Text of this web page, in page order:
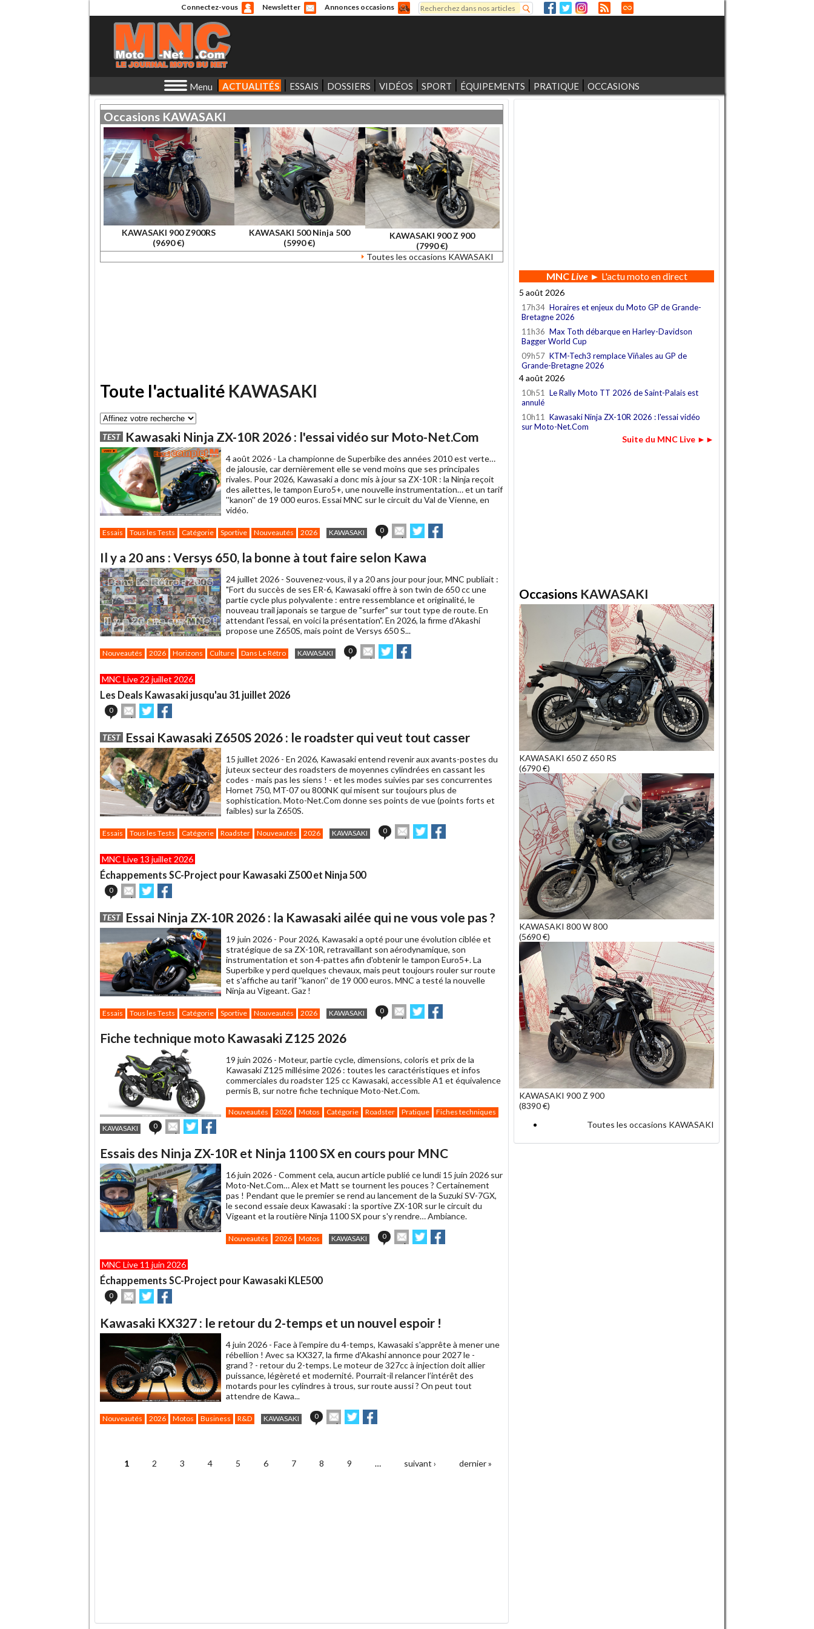
Connectez-vous Newsletter Annonces occasions
Formulaire de recherche
Rechercher
Menu ACTUALITÉS ESSAIS DOSSIERS VIDÉOS SPORT ÉQUIPEMENTS PRATIQUE OCCASIONS
Occasions KAWASAKI
KAWASAKI 900 Z900RS
(9690 €)
KAWASAKI 500 Ninja 500
(5990 €)
KAWASAKI 900 Z 900
(7990 €)
Toutes les occasions KAWASAKI
Toute l'actualité KAWASAKI
TEST Kawasaki Ninja ZX-10R 2026 : l'essai vidéo sur Moto-Net.Com
4 août 2026 - La championne de Superbike des années 2010 est verte…
de jalousie, car dernièrement elle se vend moins que ses principales
rivales. Pour 2026, Kawasaki a donc mis à jour sa ZX-10R : la Ninja reçoit
des ailettes, le tampon Euro5+, une nouvelle instrumentation… et un tarif
''kanon'' de 19 000 euros. Essai MNC sur le circuit du Val de Vienne, en
vidéo.
Essais Tous les Tests Catégorie Sportive Nouveautés 2026 KAWASAKI 0
Envoyer
cet
ami
Partager
sur sur
Il y a 20 ans : Versys 650, la bonne à tout faire selon Kawa
24 juillet 2026 - Souvenez-vous, il y a 20 ans jour pour jour, MNC publiait :
"Fort du succès de ses ER-6, Kawasaki offre à son twin de 650 cc une
partie cycle plus polyvalente : entre ressemblance et originalité, le
nouveau trail japonais se targue de "surfer" sur tout type de route. En
attendant l'essai, en voici la présentation". En 2026, la firme d'Akashi
propose une Z650S, mais point de Versys 650 S...
Nouveautés 2026 Horizons Culture Dans Le Rétro KAWASAKI 0
Envoyer
cet
Partager
sur sur
MNC Live 22 juillet 2026
Les Deals Kawasaki jusqu'au 31 juillet 2026
0
Envoyer
cet
un
ami
Partager
sur sur
TEST Essai Kawasaki Z650S 2026 : le roadster qui veut tout casser
15 juillet 2026 - En 2026, Kawasaki entend revenir aux avants-postes du
juteux secteur des roadsters de moyennes cylindrées en cassant les
codes - mais pas les siens ! - et les modes suivies par ses concurrentes
Hornet 750, MT-07 ou 800NK qui misent sur toujours plus de
sophistication. Moto-Net.Com donne ses points de vue (points forts et
faibles) sur la Z650S.
Essais Tous les Tests Catégorie Roadster Nouveautés 2026 KAWASAKI 0
Envoyer
cet
Partager
sur sur
MNC Live 13 juillet 2026
Échappements SC-Project pour Kawasaki Z500 et Ninja 500
0
Envoyer
cet
un
ami
Partager
sur sur
TEST Essai Ninja ZX-10R 2026 : la Kawasaki ailée qui ne vous vole pas ?
19 juin 2026 - Pour 2026, Kawasaki a opté pour une évolution ciblée et
stratégique de sa ZX-10R, retravaillant son aérodynamique, son
instrumentation et son 4-pattes afin d'obtenir le tampon Euro5+. La
Superbike y perd quelques chevaux, mais peut toujours rouler sur route
et s'affiche au tarif ''kanon'' de 19 000 euros. MNC a testé la nouvelle
Ninja au Vigeant. Gaz !
Essais Tous les Tests Catégorie Sportive Nouveautés 2026 KAWASAKI 0
Envoyer
cet
ami
Partager
sur sur
Fiche technique moto Kawasaki Z125 2026
19 juin 2026 - Moteur, partie cycle, dimensions, coloris et prix de la
Kawasaki Z125 millésime 2026 : toutes les caractéristiques et infos
commerciales du roadster 125 cc Kawasaki, accessible A1 et équivalence
permis B, sur notre fiche technique Moto-Net.Com.
Nouveautés 2026 Motos Catégorie Roadster Pratique
Fiches techniques
KAWASAKI
0
Envoyer
cet
à
un
ami
Partager
sur sur
Essais des Ninja ZX-10R et Ninja 1100 SX en cours pour MNC
16 juin 2026 - Comment cela, aucun article publié ce lundi 15 juin 2026 sur
Moto-Net.Com… Alex et Matt se tournent les pouces ? Certainement
pas ! Pendant que le premier se rend au lancement de la Suzuki SV-7GX,
le second essaie deux Kawasaki : la sportive ZX-10R sur le circuit du
Vigeant et la routière Ninja 1100 SX pour s'y rendre… Ambiance.
Nouveautés 2026 Motos KAWASAKI 0
Envoyer
cet
Partager
sur sur
MNC Live 11 juin 2026
Échappements SC-Project pour Kawasaki KLE500
0
Envoyer
cet
à
un
ami
Partager
sur sur
Kawasaki KX327 : le retour du 2-temps et un nouvel espoir !
4 juin 2026 - Face à l'empire du 4-temps, Kawasaki s'apprête à mener une
rébellion ! Avec sa KX327, la firme d'Akashi annonce pour 2027 le -
grand ? - retour du 2-temps. Le moteur de 327cc à injection doit allier
puissance, légèreté et modernité. Pourrait-il relancer l’intérêt des
motards pour les cylindres à trous, sur route aussi ? On peut tout
attendre de Kawa...
Nouveautés 2026 Motos Business R&D KAWASAKI 0
Envoyer
cet
Partager
sur sur
Pages
1 2 3 4 5 6 7 8 9 … suivant › dernier »
MNCLive► L'actu moto en direct
5 août 2026
17h34 Horaires et enjeux du Moto GP de Grande-
Bretagne 2026
11h36 Max Toth débarque en Harley-Davidson
Bagger World Cup
09h57 KTM-Tech3 remplace Viñales au GP de
Grande-Bretagne 2026
4 août 2026
10h51
Le Rally Moto TT 2026 de Saint-Palais est
annulé
10h11
Kawasaki Ninja ZX-10R 2026 : l'essai vidéo
sur Moto-Net.Com
Suite du MNC Live ►►
Occasions KAWASAKI
KAWASAKI 650 Z 650 RS
(6790 €)
KAWASAKI 800 W 800
(5690 €)
KAWASAKI 900 Z 900
(8390 €)
Toutes les occasions KAWASAKI